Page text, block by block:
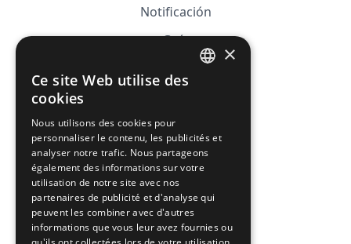
Notificación
Guía
FAQ
CGV
Política de privacidad
Política de cookies
×
Ce site Web utilise des
cookies
Nous utilisons des cookies pour
personnaliser le contenu, les publicités et
analyser notre trafic. Nous partageons
également des informations sur votre
utilisation de notre site avec nos
partenaires de publicité et d'analyse qui
peuvent les combiner avec d'autres
informations que vous leur avez fournies ou